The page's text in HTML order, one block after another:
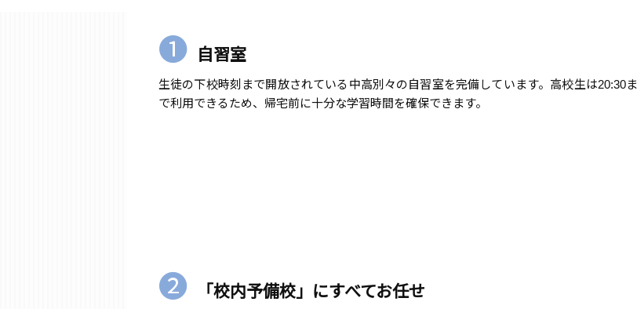
❶ 自習室
生徒の下校時刻まで開放されている中高別々の自習室を完備しています。高校生は20:30ま
で利用できるため、帰宅前に十分な学習時間を確保できます。
❷ 「校内予備校」にすべてお任せ